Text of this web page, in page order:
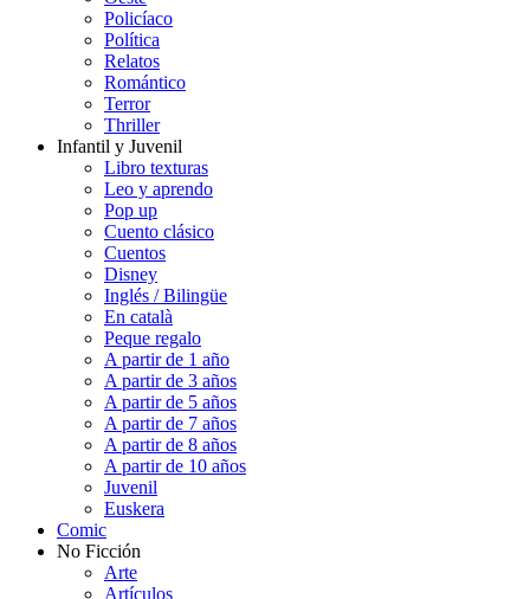
Policíaco
Política
Relatos
Romántico
Terror
Thriller
Infantil y Juvenil
Libro texturas
Leo y aprendo
Pop up
Cuento clásico
Cuentos
Disney
Inglés / Bilingüe
En català
Peque regalo
A partir de 1 año
A partir de 3 años
A partir de 5 años
A partir de 7 años
A partir de 8 años
A partir de 10 años
Juvenil
Euskera
Comic
No Ficción
Arte
Artículos